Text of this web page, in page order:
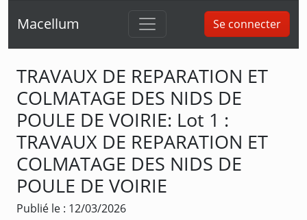
Macellum Se connecter
TRAVAUX DE REPARATION ET
COLMATAGE DES NIDS DE
POULE DE VOIRIE: Lot 1 :
TRAVAUX DE REPARATION ET
COLMATAGE DES NIDS DE
POULE DE VOIRIE
Publié le : 12/03/2026